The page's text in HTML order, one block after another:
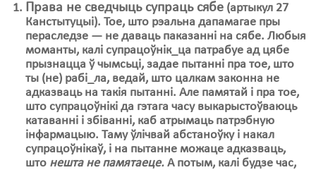
Права не сведчыць супраць сябе (артыкул 27
Канстытуцыі). Тое, што рэальна дапамагае пры
пераследзе — не даваць паказанні на сябе. Любыя
моманты, калі супрацоўнік_ца патрабуе ад цябе
прызнацца ў чымсьці, задае пытанні пра тое, што
ты (не) рабі_ла, ведай, што цалкам законна не
адказваць на такія пытанні. Але памятай і пра тое,
што супрацоўнікі да гэтага часу выкарыстоўваюць
катаванні і збіванні, каб атрымаць патрэбную
інфармацыю. Таму ўлічвай абстаноўку і накал
супрацоўнікаў, і на пытанне можаце адказваць,
што нешта не памятаеце. А потым, калі будзе час,